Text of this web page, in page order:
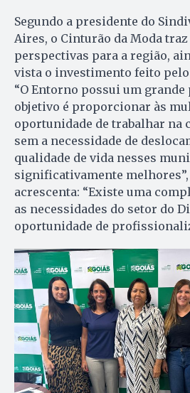
Segundo a presidente do
Aires, o Cinturão da Moda
perspectivas para a região,
vista o investimento feito pelo
“O Entorno possui um grande
objetivo é proporcionar às
oportunidade de trabalhar na
sem a necessidade de
qualidade de vida nesses
significativamente
acrescenta: “Existe uma
as necessidades do setor do
oportunidade de